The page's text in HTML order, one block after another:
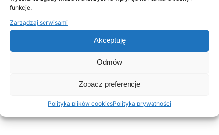
funkcje.
Zarządzaj serwisami
Akceptuję
Odmów
Zobacz preferencje
Polityka plików cookiesPolityka prywatności
zakładce „Dofinansowanie na odnawialne źródła
Informacji udzielają również pracownicy merytoryczni
Urzędu Gminy pod nr tel. 43 67 66 011, wew. 236 lub
Wójt Gminy Rusiec